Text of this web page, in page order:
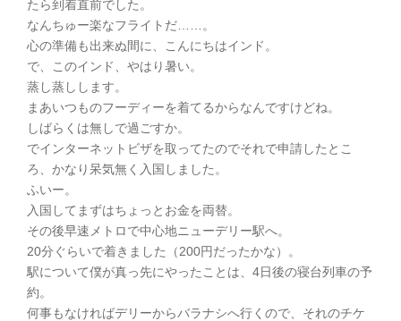
たら到着直前でした。
なんちゅー楽なフライトだ……。
心の準備も出来ぬ間に、こんにちはインド。
で、このインド、やはり暑い。
蒸し蒸しします。
まあいつものフーディーを着てるからなんですけどね。
しばらくは無しで過ごすか。
でインターネットビザを取ってたのでそれで申請したとこ
ろ、かなり呆気無く入国しました。
ふいー。
入国してまずはちょっとお金を両替。
その後早速メトロで中心地ニューデリー駅へ。
20分ぐらいで着きました（200円だったかな）。
駅について僕が真っ先にやったことは、4日後の寝台列車の予
約。
何事もなければデリーからバラナシへ行くので、それのチケ